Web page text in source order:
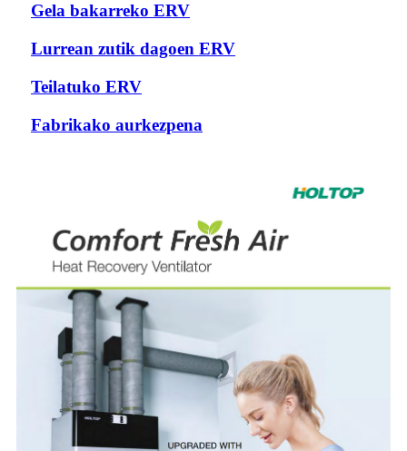
Gela bakarreko ERV
Lurrean zutik dagoen ERV
Teilatuko ERV
Fabrikako aurkezpena